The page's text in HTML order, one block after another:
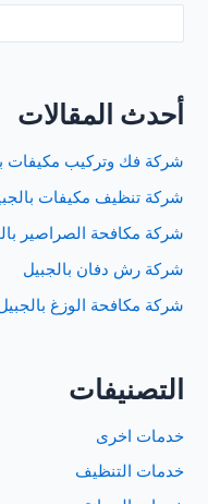
أحدث المقالات
شركة فك وتركيب مكيفات
شركة تنظيف مكيفات
شركة مكافحة الصراصير
شركة رش دفان بالجبيل
شركة مكافحة الوزغ
التصنيفات
خدمات اخرى
خدمات التنظيف